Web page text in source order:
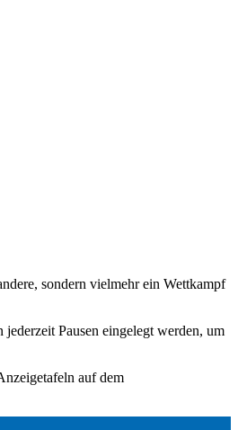
sondern vielmehr ein Wettkampf
Pausen eingelegt werden, um
auf dem